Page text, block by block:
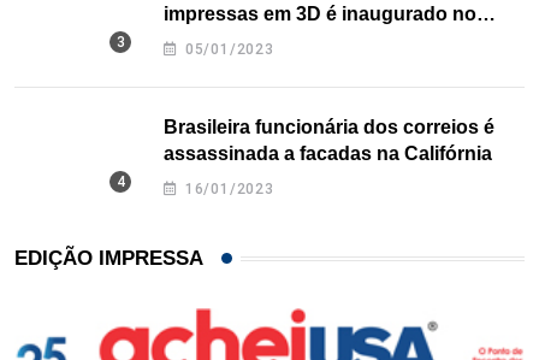
impressas em 3D é inaugurado no
Texas
05/01/2023
Brasileira funcionária dos correios é
assassinada a facadas na Califórnia
16/01/2023
EDIÇÃO IMPRESSA